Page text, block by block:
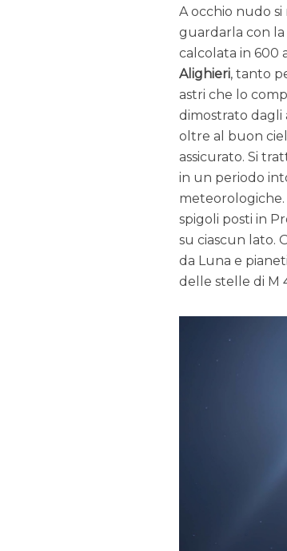
A occhio nudo
guardarla con la
calcolata in 600
Alighieri, tanto
astri che lo
dimostrato dagli
oltre al buon
assicurato. Si
in un periodo
spigoli posti in
su ciascun lato.
da Luna e
delle stelle di M